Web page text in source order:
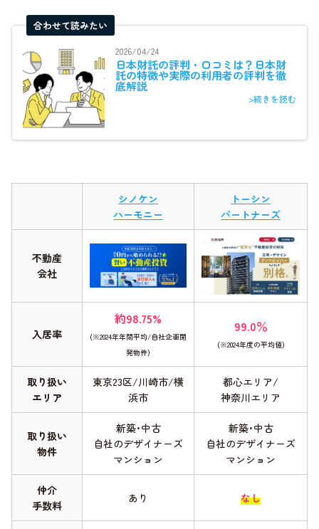
合わせて読みたい
2026/04/24
日本財託の評判・口コミは？日本財
託の特徴や実際の利用者の評判を徹
底解説
>続きを読む
シノケン
ハーモニー
トーシン
パートナーズ
不動産
会社
入居率
約98.75%
(※2024年年間平均/自社企画開
発物件)
99.0％
(※2024年度の平均値)
取り扱い
エリア
東京23区/川崎市/横
浜市
都心エリア/
神奈川エリア
取り扱い
物件
新築･中古
自社のデザイナーズ
マンション
新築･中古
自社のデザイナーズ
マンション
仲介
手数料
あり なし